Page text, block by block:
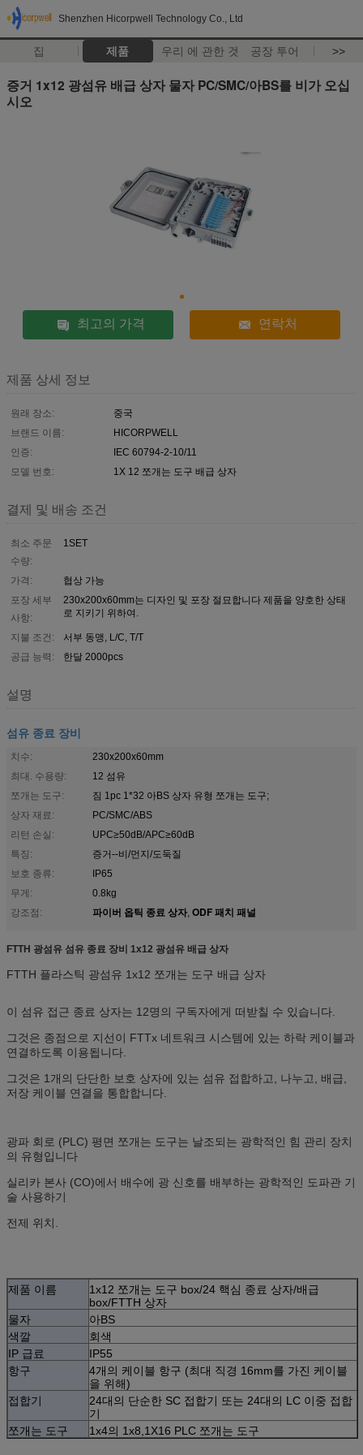
Shenzhen Hicorpwell Technology Co., Ltd
집 제품 우리 에 관한 것 공장 투어 >>
증거 1x12 광섬유 배급 상자 물자 PC/SMC/아BS를 비가 오십
시오
최고의 가격 연락처
제품 상세 정보
원래 장소:
중국
브랜드 이름:
HICORPWELL
인증:
IEC 60794-2-10/11
모델 번호:
1X 12 쪼개는 도구 배급 상자
결제 및 배송 조건
최소 주문
수량:
1SET
가격:
협상 가능
포장 세부
사항:
230x200x60mm는 디자인 및 포장 절묘합니다 제품을 양호한 상태
로 지키기 위하여.
지불 조건:
서부 동맹, L/C, T/T
공급 능력:
한달 2000pcs
설명
섬유 종료 장비
치수:
230x200x60mm
최대. 수용량:
12 섬유
쪼개는 도구:
짐 1pc 1*32 아BS 상자 유형 쪼개는 도구;
상자 재료:
PC/SMC/ABS
리턴 손실:
UPC≥50dB/APC≥60dB
특징:
증거--비/먼지/도둑질
보호 종류:
IP65
무게:
0.8kg
강조점:
파이버 옵틱 종료 상자, ODF 패치 패널
FTTH 광섬유 섬유 종료 장비 1x12 광섬유 배급 상자
FTTH 플라스틱 광섬유 1x12 쪼개는 도구 배급 상자
이 섬유 접근 종료 상자는 12명의 구독자에게 떠받칠 수 있습니다.
그것은 종점으로 지선이 FTTx 네트워크 시스템에 있는 하락 케이블과
연결하도록 이용됩니다.
그것은 1개의 단단한 보호 상자에 있는 섬유 접합하고, 나누고, 배급,
저장 케이블 연결을 통합합니다.
광파 회로 (PLC) 평면 쪼개는 도구는 날조되는 광학적인 힘 관리 장치
의 유형입니다
실리카 본사 (CO)에서 배수에 광 신호를 배부하는 광학적인 도파관 기
술 사용하기
전제 위치.
제품 이름
1x12 쪼개는 도구 box/24 핵심 종료 상자/배급
box/FTTH 상자
물자
아BS
색깔
회색
IP 급료
IP55
항구
4개의 케이블 항구 (최대 직경 16mm를 가진 케이블
을 위해)
접합기
24대의 단순한 SC 접합기 또는 24대의 LC 이중 접합
기
쪼개는 도구
1x4의 1x8,1X16 PLC 쪼개는 도구